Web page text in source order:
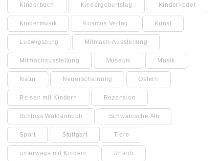
Kinderbuch Kindergeburtstag Kinderlieder
Kindermusik Kosmos Verlag Kunst
Ludwigsburg Mitmach-Ausstellung
Mitmachausstellung Museum Musik
Natur Neuerscheinung Ostern
Reisen mit Kindern Rezension
Schloss Waldenbuch Schwäbische Alb
Sport Stuttgart Tiere
unterwegs mit Kindern Urlaub